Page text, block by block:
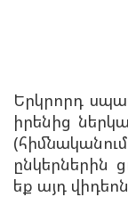
Երկրորդ
իրենից
ընկերներին
եք այդ